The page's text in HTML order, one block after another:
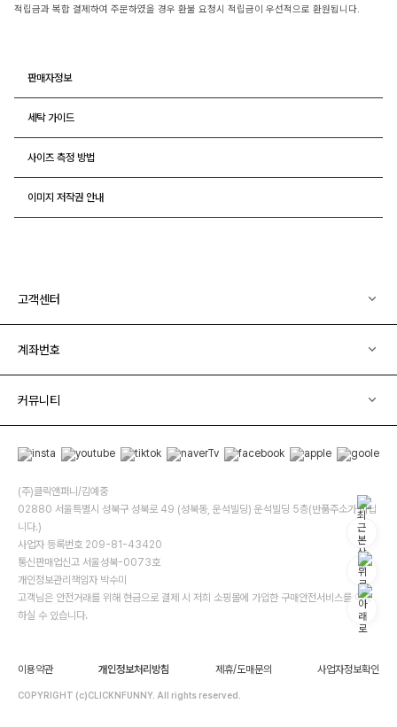
적립금과 복합 결제하여 주문하였을 경우 환불 요청시 적립금이 우선적으로 환원됩니다.
판매자정보
세탁 가이드
사이즈 측정 방법
이미지 저작권 안내
고객센터
계좌번호
커뮤니티
(주)클릭앤퍼니/김예중
02880 서울특별시 성북구 성북로 49 (성북동, 운석빌딩) 운석빌딩 5층(반품주소가 아닙
니다.)
사업자 등록번호 209-81-43420
통신판매업신고 서울성북-0073호
개인정보관리책임자 박수미
고객님은 안전거래를 위해 현금으로 결제 시 저희 소핑몰에 가입한 구매안전서비스를 이용
하실 수 있습니다.
이용약관 개인정보처리방침 제휴/도매문의 사업자정보확인
COPYRIGHT (c)CLICKNFUNNY. All rights reserved.